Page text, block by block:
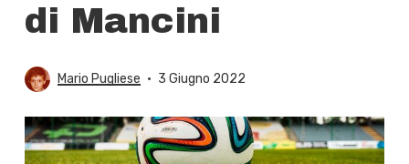
di Mancini
Mario Pugliese 3 Giugno 2022